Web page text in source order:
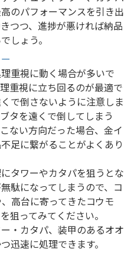
のパフォーマンスを引き出
つつ、進捗が悪ければ納品
しょう。
重視に動く場合が多いで
重視に立ち回るのが最適で
で倒さないように注意しま
タを遠くで倒してしまう
ない方向だった場合、金イ
足に繋がることがよくあり
タワーやカタパを狙うとな
駄になってしまうので、コ
高台に寄ってきたコウモ
狙ってみてください。
・カタパ、装甲のあるオオ
迅速に処理できます。